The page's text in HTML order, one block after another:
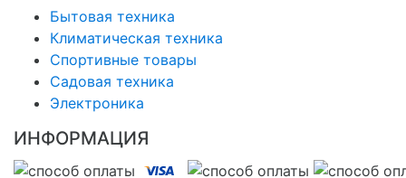
Бытовая техника
Климатическая техника
Спортивные товары
Садовая техника
Электроника
ИНФОРМАЦИЯ